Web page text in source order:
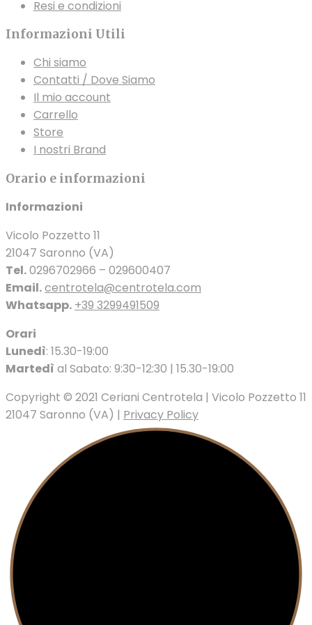
Resi e condizioni
Informazioni Utili
Chi siamo
Contatti / Dove Siamo
Il mio account
Carrello
Store
I nostri Brand
Orario e informazioni
Informazioni
Vicolo Pozzetto 11
21047 Saronno (VA)
Tel.0296702966 – 029600407
Email.centrotela@centrotela.com
Whatsapp. +39 3299491509
Orari
Lunedì: 15.30-19:00
Martedì al Sabato: 9:30-12:30 | 15.30-19:00
Copyright © 2021 Ceriani Centrotela | Vicolo Pozzetto 11
21047 Saronno (VA) | Privacy Policy